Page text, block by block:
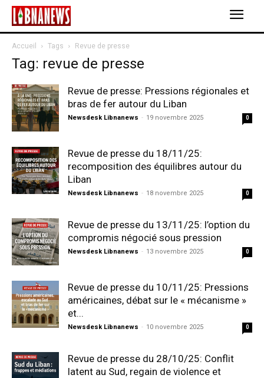
Accueil Tags Revue de presse
Tag: revue de presse
Revue de presse: Pressions régionales et
bras de fer autour du Liban
Newsdesk Libnanews - 19 novembre 2025 0
Revue de presse du 18/11/25:
recomposition des équilibres autour du
Liban
Newsdesk Libnanews - 18 novembre 2025 0
Revue de presse du 13/11/25: l’option du
compromis négocié sous pression
Newsdesk Libnanews - 13 novembre 2025 0
Revue de presse du 10/11/25: Pressions
américaines, débat sur le « mécanisme »
et...
Newsdesk Libnanews - 10 novembre 2025 0
Revue de presse du 28/10/25: Conflit
latent au Sud, regain de violence et